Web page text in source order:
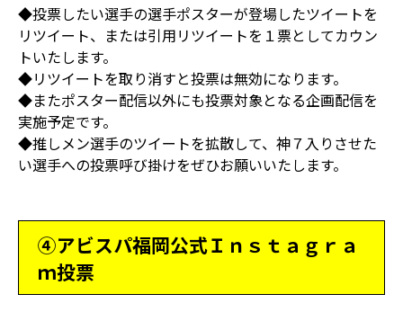
◆投票したい選手の選手ポスターが登場したツイートを
リツイート、または引用リツイートを１票としてカウン
トいたします。
◆リツイートを取り消すと投票は無効になります。
◆またポスター配信以外にも投票対象となる企画配信を
実施予定です。
◆推しメン選手のツイートを拡散して、神７入りさせた
い選手への投票呼び掛けをぜひお願いいたします。
④アビスパ福岡公式Ｉｎｓｔａｇｒａ
ｍ投票